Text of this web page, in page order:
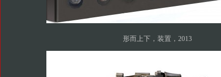
形而上下，装置，2013